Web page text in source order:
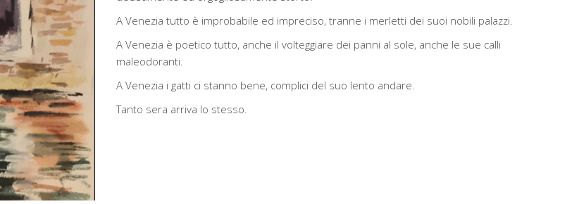
A Venezia tutto è improbabile ed impreciso, tranne i merletti dei suoi nobili palazzi.
A Venezia è poetico tutto, anche il volteggiare dei panni al sole, anche le sue calli
maleodoranti.
A Venezia i gatti ci stanno bene, complici del suo lento andare.
Tanto sera arriva lo stesso.